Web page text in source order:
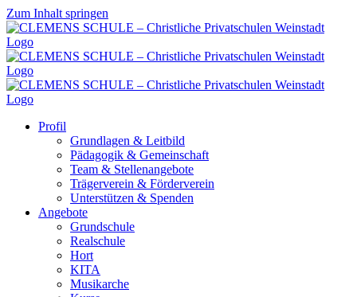
Zum Inhalt springen
Profil
Grundlagen & Leitbild
Pädagogik & Gemeinschaft
Team & Stellenangebote
Trägerverein & Förderverein
Unterstützen & Spenden
Angebote
Grundschule
Realschule
Hort
KITA
Musikarche